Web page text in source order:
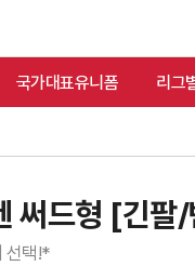
국가대표유니폼 리그
써드형 [긴
선택!*